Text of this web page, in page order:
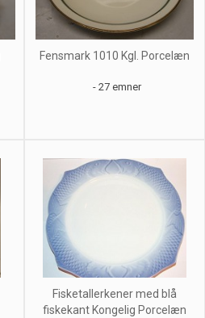
Fensmark 1010 Kgl. Porcelæn
- 27 emner
Fisketallerkener med blå
fiskekant Kongelig Porcelæn